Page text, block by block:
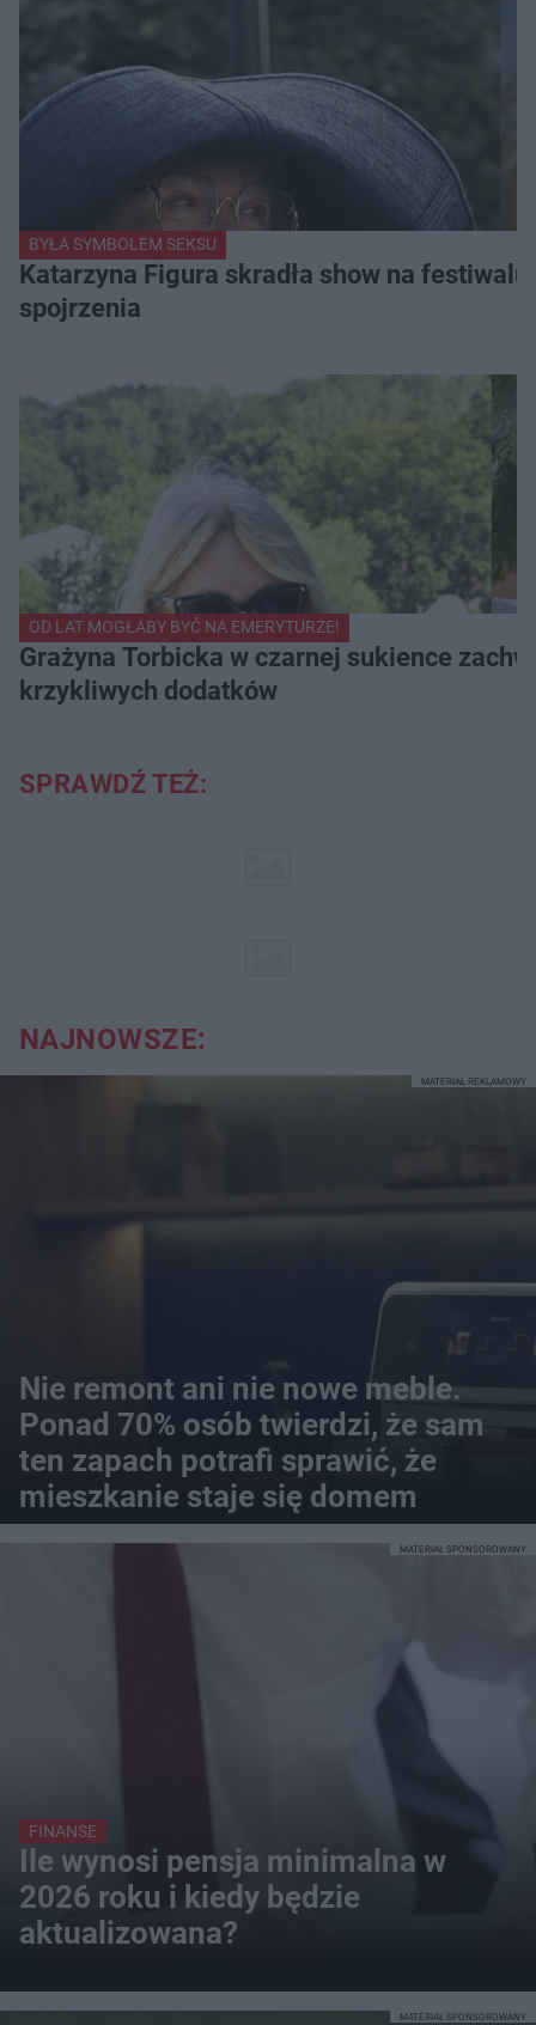
BYŁA SYMBOLEM SEKSU
Katarzyna Figura skradła show na
spojrzenia
OD LAT MOGŁABY BYĆ NA EMERYTURZE!
Grażyna Torbicka w czarnej sukience
krzykliwych dodatków
SPRAWDŹ TEŻ:
NAJNOWSZE:
Nie remont ani nie nowe meble.
Ponad 70% osób twierdzi, że sam
ten zapach potrafi sprawić, że
mieszkanie staje się domem
MATERIAŁ REKLAMOWY
FINANSE
Ile wynosi pensja minimalna w
2026 roku i kiedy będzie
aktualizowana?
MATERIAŁ SPONSOROWANY
MATERIAŁ SPONSOROWANY